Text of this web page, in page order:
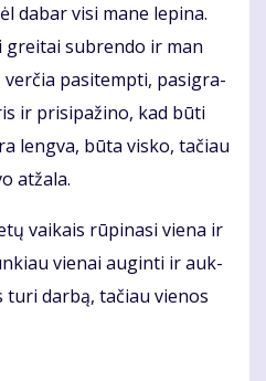
da­bar vi­si ma­ne le­pi­na.
grei­tai su­bren­do ir man
ver­čia pa­si­temp­ti, pa­sig­ra­
ir pri­si­pa­ži­no, kad bū­ti
leng­va, bū­ta vis­ko, ta­čiau
at­ža­la.
vai­kais rū­pi­na­si vie­na ir
vie­nai au­gin­ti ir auk­
dar­bą, ta­čiau vie­nos